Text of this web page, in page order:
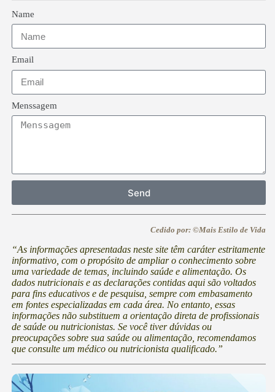
Name
Email
Menssagem
Send
Cedido por: ©Mais Estilo de Vida
“As informações apresentadas neste site têm caráter estritamente
informativo, com o propósito de ampliar o conhecimento sobre
uma variedade de temas, incluindo saúde e alimentação. Os
dados nutricionais e as declarações contidas aqui são voltados
para fins educativos e de pesquisa, sempre com embasamento
em fontes especializadas em cada área. No entanto, essas
informações não substituem a orientação direta de profissionais
de saúde ou nutricionistas. Se você tiver dúvidas ou
preocupações sobre sua saúde ou alimentação, recomendamos
que consulte um médico ou nutricionista qualificado.”